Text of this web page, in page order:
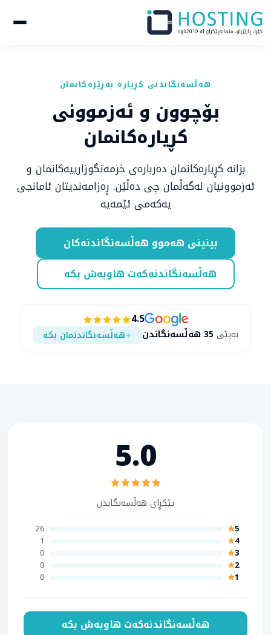
هەڵسەنگاندنی کڕیارە بەڕێزەکانمان
بۆچوون و ئەزموونی
کڕیارەکانمان
بزانە کڕیارەکانمان دەربارەی خزمەتگوزارییەکانمان و
ئەزموونیان لەگەڵمان چی دەڵێن. ڕەزامەندیتان ئامانجی
یەکەمی ئێمەیە
بینینی هەموو هەڵسەنگاندنەکان
هەڵسەنگاندنەکەت هاوبەش بکە
4.5
بەپێی35 هەڵسەنگاندن هەڵسەنگاندنمان بکە
5.0
تێکڕای هەڵسەنگاندن
5
26
4
1
3
0
2
0
1
0
هەڵسەنگاندنەکەت هاوبەش بکە